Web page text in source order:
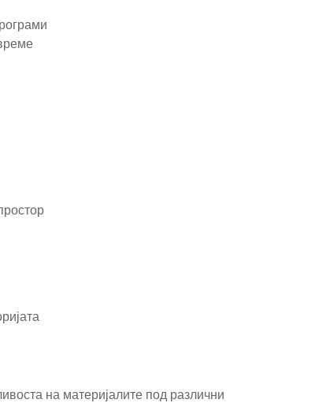
на материјалите под различни